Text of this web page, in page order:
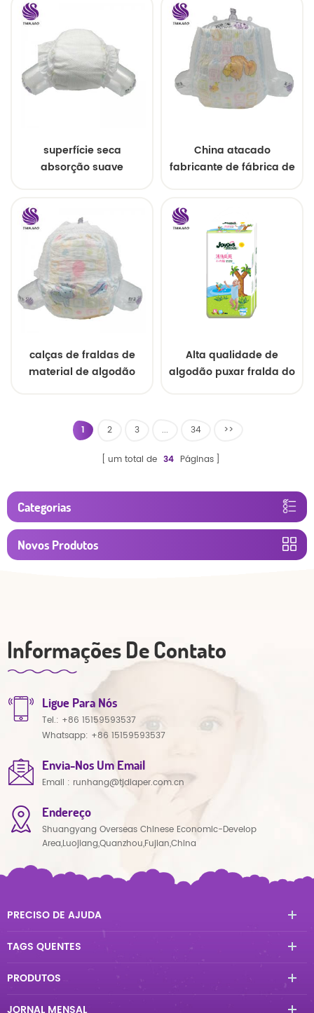
superfície seca
absorção suave
China atacado
fabricante de fábrica de
calças de fraldas de
material de algodão
Alta qualidade de
algodão puxar fralda do
1 2 3 ... 34 >>
um total de 34 Páginas
Categorias
Novos Produtos
Informações De Contato
Ligue Para Nós
Tel.: +86 15159593537
Whatsapp: +86 15159593537
Envia-Nos Um Email
Email : runhang@tjdiaper.com.cn
Endereço
Shuangyang Overseas Chinese Economic-Develop
Area,Luojiang,Quanzhou,Fujian,China
PRECISO DE AJUDA
TAGS QUENTES
PRODUTOS